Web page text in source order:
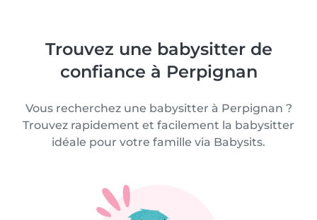
Trouvez une babysitter de
confiance à Perpignan
Vous recherchez une babysitter à Perpignan ?
Trouvez rapidement et facilement la babysitter
idéale pour votre famille via Babysits.